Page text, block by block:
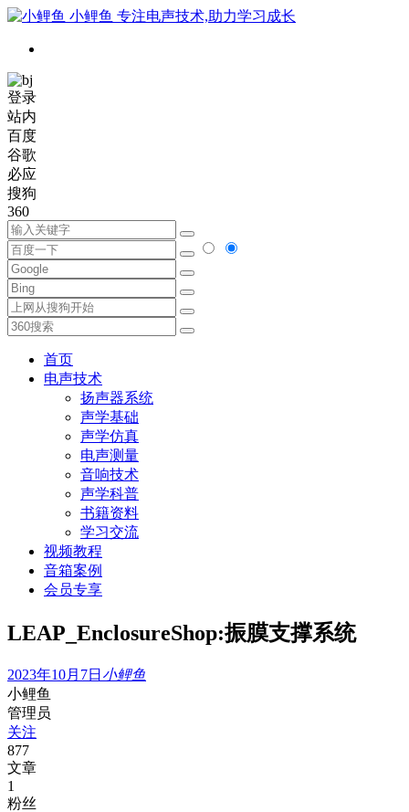
小鲤鱼 专注电声技术,助力学习成长
登录
站内
百度
谷歌
必应
搜狗
360
首页
电声技术
扬声器系统
声学基础
声学仿真
电声测量
音响技术
声学科普
书籍资料
学习交流
视频教程
音箱案例
会员专享
LEAP_EnclosureShop:振膜支撑系统
2023年10月7日 小鲤鱼
小鲤鱼
管理员
关注
877
文章
1
粉丝